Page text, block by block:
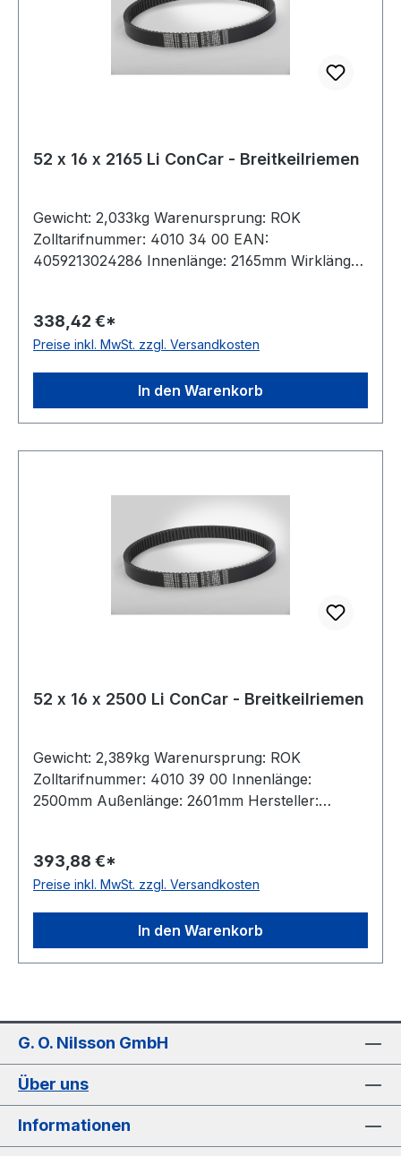
52 x 16 x 2165 Li ConCar - Breitkeilriemen
Gewicht: 2,033kg Warenursprung: ROK
Zolltarifnummer: 4010 34 00 EAN:
4059213024286 Innenlänge: 2165mm Wirklänge:
antistatisch: ja Norm: DIN 7719 / ISO 1604 Breite:
52mm Höhe: 16mm Winkel: 27° Material:
338,42 €*
Preise inkl. MwSt. zzgl. Versandkosten
In den Warenkorb
52 x 16 x 2500 Li ConCar - Breitkeilriemen
Gewicht: 2,389kg Warenursprung: ROK
Zolltarifnummer: 4010 39 00 Innenlänge:
2500mm Außenlänge: 2601mm Hersteller:
52mm Höhe: 16mm Winkel: 27° Material:
Neoprene Zugstrang: Polyester
393,88 €*
Preise inkl. MwSt. zzgl. Versandkosten
In den Warenkorb
G. O. Nilsson GmbH
Über uns
Informationen